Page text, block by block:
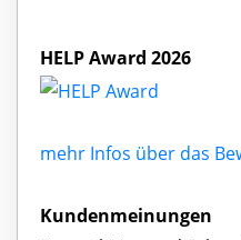
HELP Award 2026
mehr Infos über das
Kundenmeinungen